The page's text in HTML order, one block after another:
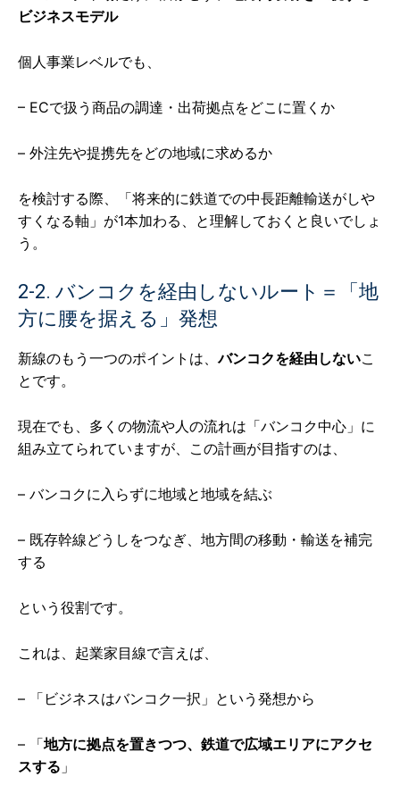
ビジネスモデル
個人事業レベルでも、
– ECで扱う商品の調達・出荷拠点をどこに置くか
– 外注先や提携先をどの地域に求めるか
を検討する際、「将来的に鉄道での中長距離輸送がしや
すくなる軸」が1本加わる、と理解しておくと良いでしょ
う。
2-2. バンコクを経由しないルート＝「地
方に腰を据える」発想
新線のもう一つのポイントは、バンコクを経由しないこ
とです。
現在でも、多くの物流や人の流れは「バンコク中心」に
組み立てられていますが、この計画が目指すのは、
– バンコクに入らずに地域と地域を結ぶ
– 既存幹線どうしをつなぎ、地方間の移動・輸送を補完
する
という役割です。
これは、起業家目線で言えば、
– 「ビジネスはバンコク一択」という発想から
– 「地方に拠点を置きつつ、鉄道で広域エリアにアクセ
スする 」